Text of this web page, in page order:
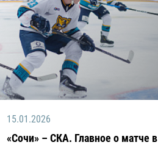
15.01.2026
«Сочи» – СКА. Главное о матче в